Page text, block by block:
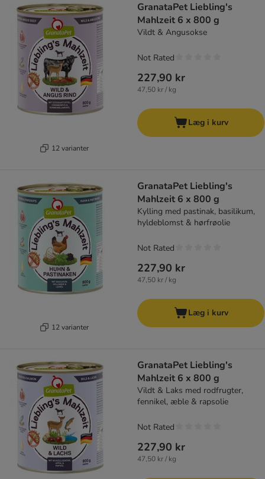
12 varianter
GranataPet Liebling's
Mahlzeit 6 x 800 g
Vildt & Angusokse
227,90 kr
47,50 kr / kg
Not Rated
Læg i kurv
12 varianter
GranataPet Liebling's
Mahlzeit 6 x 800 g
Kylling med pastinak, basilikum,
hyldeblomst & hørfrøolie
227,90 kr
47,50 kr / kg
Not Rated
Læg i kurv
GranataPet Liebling's
Mahlzeit 6 x 800 g
Vildt & Laks med rodfrugter,
fennikel, æble & rapsolie
227,90 kr
47,50 kr / kg
Not Rated